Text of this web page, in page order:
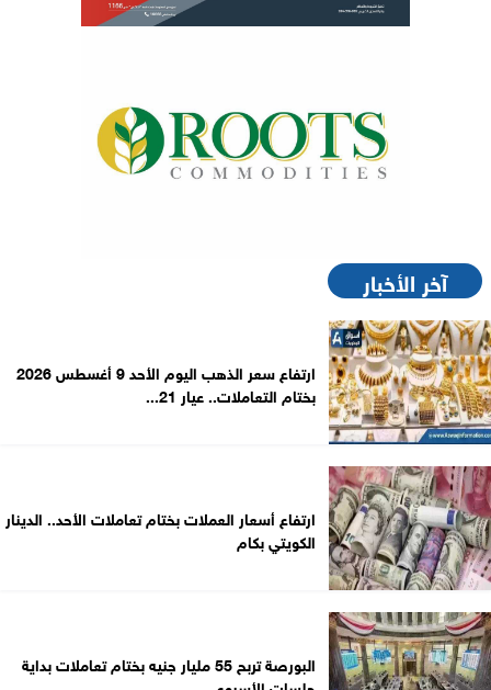
آخر الأخبار
ارتفاع سعر الذهب اليوم الأحد 9 أغسطس 2026
بختام التعاملات.. عيار 21...
ارتفاع أسعار العملات بختام تعاملات الأحد.. الدينار
الكويتي بكام
البورصة تربح 55 مليار جنيه بختام تعاملات بداية